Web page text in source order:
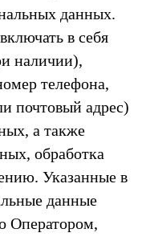
данных.
в себя
наличии),
телефона,
почтовый адрес)
а также
обработка
Указанные в
данные
Оператором,